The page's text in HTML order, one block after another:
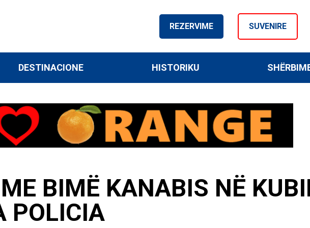
REZERVIME SUVENIRE
DESTINACIONE HISTORIKU
BIMË KANABIS NË
POLICIA